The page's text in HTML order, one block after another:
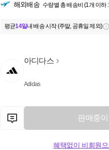
해외배송 수량별 총 배송비 (1개 이하
평균14일내 배송 시작 (주말, 공휴일 제외)
아디다스
Adidas
판매중
혜택없이 비회원